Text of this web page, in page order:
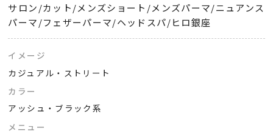
サロン/カット/メンズショート/メンズパーマ/ニュアンス
パーマ/フェザーパーマ/ヘッドスパ/ヒロ銀座
イメージ
カジュアル・ストリート
カラー
アッシュ・ブラック系
メニュー